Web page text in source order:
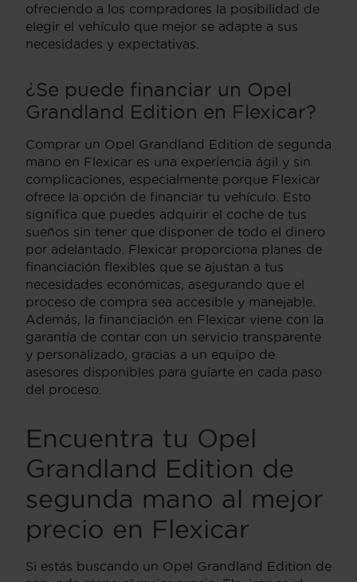
ofreciendo a los compradores la posibilidad de
elegir el vehículo que mejor se adapte a sus
necesidades y expectativas.
¿Se puede financiar un Opel
Grandland Edition en Flexicar?
Comprar un Opel Grandland Edition de segunda
mano en Flexicar es una experiencia ágil y sin
complicaciones, especialmente porque Flexicar
ofrece la opción de financiar tu vehículo. Esto
significa que puedes adquirir el coche de tus
sueños sin tener que disponer de todo el dinero
por adelantado. Flexicar proporciona planes de
financiación flexibles que se ajustan a tus
necesidades económicas, asegurando que el
proceso de compra sea accesible y manejable.
Además, la financiación en Flexicar viene con la
garantía de contar con un servicio transparente
y personalizado, gracias a un equipo de
asesores disponibles para guiarte en cada paso
del proceso.
Encuentra tu Opel
Grandland Edition de
segunda mano al mejor
precio en Flexicar
Si estás buscando un Opel Grandland Edition de